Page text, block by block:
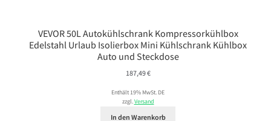
VEVOR 50L Autokühlschrank Kompressorkühlbox
Edelstahl Urlaub Isolierbox Mini Kühlschrank Kühlbox
Auto und Steckdose
187,49€
Enthält 19% MwSt. DE
zzgl.Versand
In den Warenkorb